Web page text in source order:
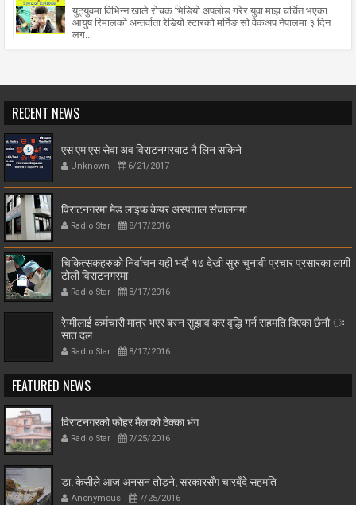
युट्युवमा विभिन्न खाले रोचक भिडियो अपलोड गरेर युवा माझ चर्चित भएका
आयुष रिमालको अन्तर्वाता रेडियो स्टारको मर्निङ सो वेकअप नेपालमा ३ दिन
लग...
RECENT NEWS
एस एम एस सेवा अव विराटनगरबाट नै लिन सकिने
Unknown 6/21/2017
विराटनगरमा मेड लाइफ केयर अस्पताल संचालनमा
Radio Star 8/17/2016
चिकित्सकहरुको निर्वाचन यही भदौ १७ देखी सुरु चुनावी प्रचार प्रसारका लागी
टोली विराटनगरमा
Radio Star 8/17/2016
रेग्मीलाई कर्मचारी मात्र भएर बस्न सुझाव कर वृद्धि गर्न सहमति दिएका छैनौ ः
सात दल
Radio Star 8/17/2016
FEATURED NEWS
विराटनगरको फोहर मैलाको ठेक्का भंग
Radio Star 7/25/2016
डा. केसीले आज अनसन तोड्ने, सरकारसँग चारबुँदे सहमति
Anonymous 7/25/2016